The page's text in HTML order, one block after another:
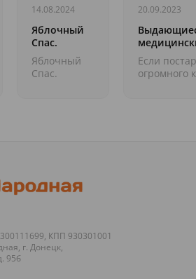
14.08.2024
Яблочный
Спас.
Кулинарные
праздники
Яблочный
Спас.
праздники
20.09.2023
лучи
Если
огромного
КПП 930301001
г. Донецк,
95б